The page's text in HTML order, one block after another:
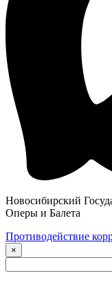
Новосибирский
Оперы и Балета
Противодействие
×